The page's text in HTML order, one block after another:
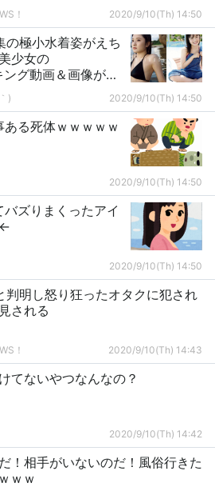
！ 2020/9/10(Th) 14:50
極小水着姿がえち
少女の
グ動画＆画像が大
) 2020/9/10(Th) 14:50
ある死体ｗｗｗｗｗ
2020/9/10(Th) 14:50
バズりまくったアイ
2020/9/10(Th) 14:50
判明し怒り狂ったオタクに犯され
される
！ 2020/9/10(Th) 14:43
てないやつなんなの？
2020/9/10(Th) 14:42
！相手がいないのだ！風俗行きた
ｗｗ